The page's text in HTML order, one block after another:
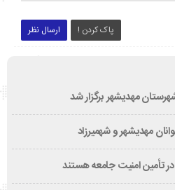
ارسال نظر پاک کردن !
مهدیشهر برگزار شد
مهدیشهر و شهمیرزاد
تأمین امنیت جامعه هستند